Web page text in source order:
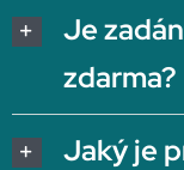
Je
zdarma?
Jaký je